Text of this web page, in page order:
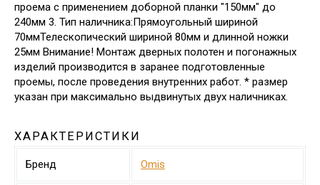
проема с применением доборной планки "150мм" до
240мм 3. Тип наличника:Прямоугольный шириной
70ммТелескопический шириной 80мм и длинной ножки
25мм Внимание! Монтаж дверных полотен и погонажных
изделий производится в заранее подготовленные
проемы, после проведения внутренних работ. * размер
указан при максимально выдвинутых двух наличниках.
ХАРАКТЕРИСТИКИ
Бренд Omis